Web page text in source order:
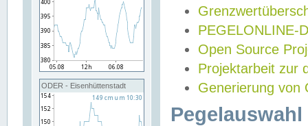
ODER - Eisenhüttenstadt
PEGELONLINE-
Open Source
Projektarbeit zur
Generierung von